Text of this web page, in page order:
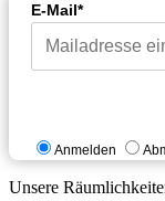
E-Mail*
Anmelden
Unsere